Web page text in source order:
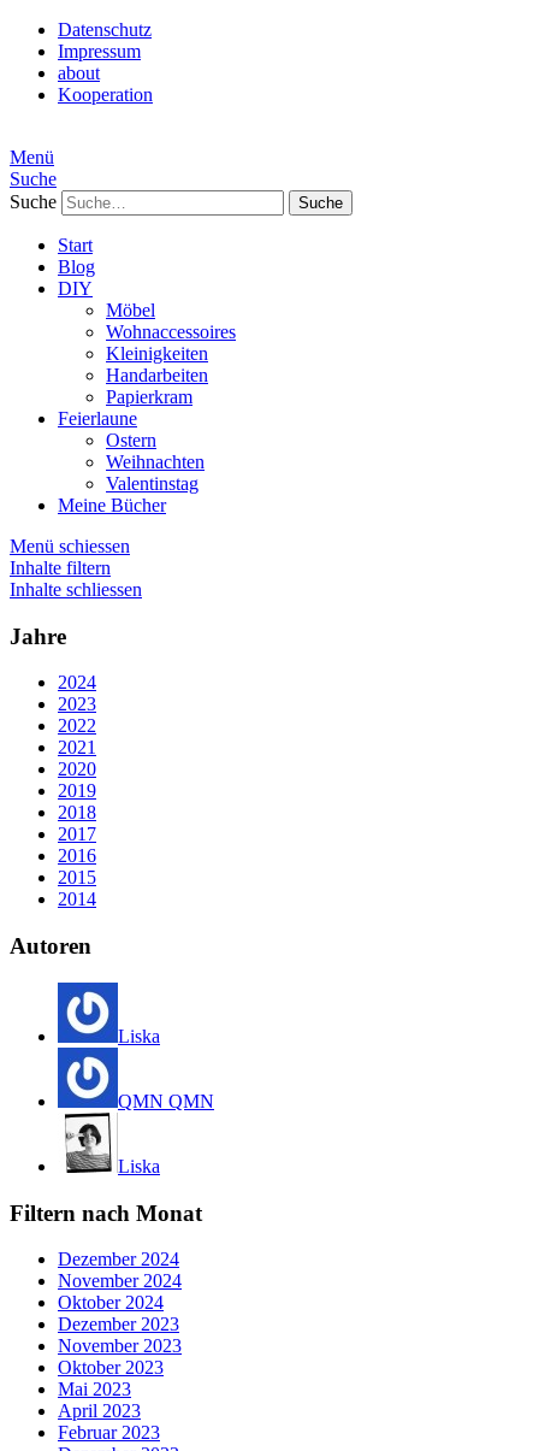
Datenschutz
Impressum
about
Kooperation
Menü
Suche
Suche
Start
Blog
DIY
Möbel
Wohnaccessoires
Kleinigkeiten
Handarbeiten
Papierkram
Feierlaune
Ostern
Weihnachten
Valentinstag
Meine Bücher
Menü schiessen
Inhalte filtern
Inhalte schliessen
Jahre
2024
2023
2022
2021
2020
2019
2018
2017
2016
2015
2014
Autoren
Liska
QMN QMN
Liska
Filtern nach Monat
Dezember 2024
November 2024
Oktober 2024
Dezember 2023
November 2023
Oktober 2023
Mai 2023
April 2023
Februar 2023